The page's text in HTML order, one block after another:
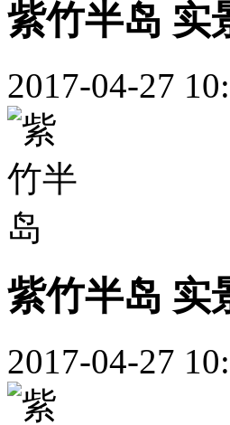
紫竹半岛 实
2017-04-27
紫竹半岛 实
2017-04-27